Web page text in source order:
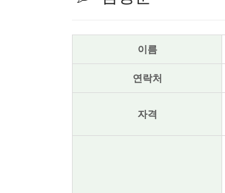
이름
연락처
자격